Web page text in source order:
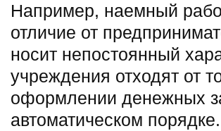
Например, наемный
отличие от
носит непостоянный
учреждения отходят от
оформлении денежных
автоматическом